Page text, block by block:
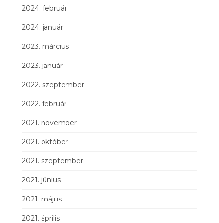
2024. február
2024. január
2023. március
2023. január
2022. szeptember
2022. február
2021. november
2021. október
2021. szeptember
2021. június
2021. május
2021. április